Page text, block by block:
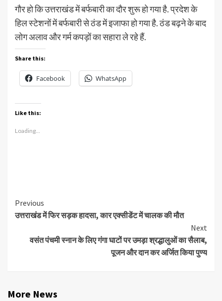
गौर हो कि उत्तराखंड में बर्फबारी का दौर शुरू हो गया है. प्रदेश के
हिल स्टेशनों में बर्फबारी से ठंड में इजाफा हो गया है. ठंड बढ़ने के बाद
लोग अलाव और गर्म कपड़ों का सहारा ले रहे हैं.
Share this:
Facebook WhatsApp
Like this:
Loading...
Continue
Reading
Previous
उत्तराखंड में फिर सड़क हादसा, कार एक्सीडेंट में चालक की मौत
Next
वसंत पंचमी स्नान के लिए गंगा घाटों पर उमड़ा श्रद्धालुओं का सैलाब,
पूजन और दान कर अर्जित किया पुण्य
More News